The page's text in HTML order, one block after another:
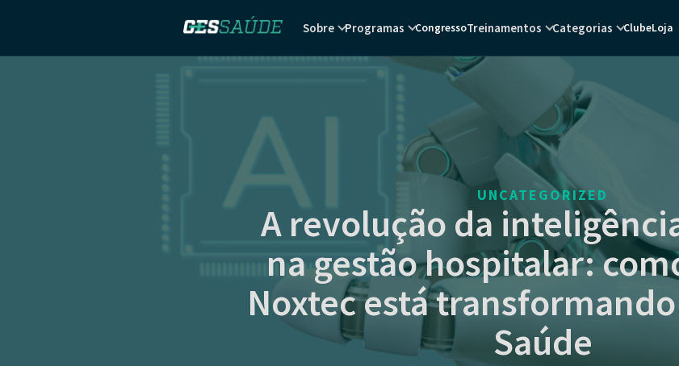
Sobre Programas CongressoTreinamentos Categorias ClubeLoja
UNCATEGORIZED
A revolução da
na gestão hospitalar:
Noxtec está
Saúde